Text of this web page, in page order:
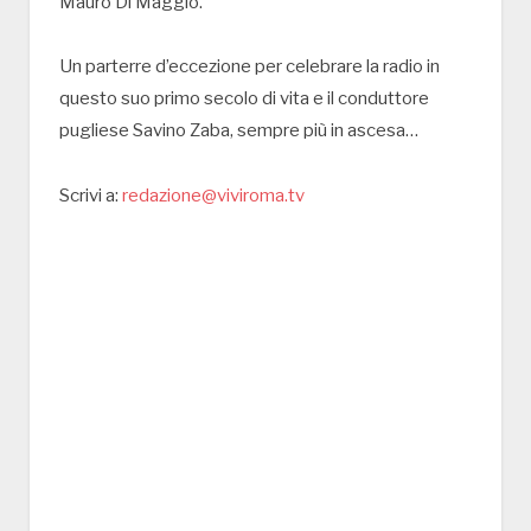
Un parterre d’eccezione per celebrare la radio in
questo suo primo secolo di vita e il conduttore
pugliese Savino Zaba, sempre più in ascesa…
Scrivi a: redazione@viviroma.tv